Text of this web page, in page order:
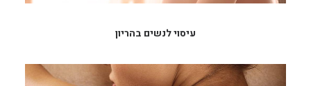
עיסוי לנשים בהריון